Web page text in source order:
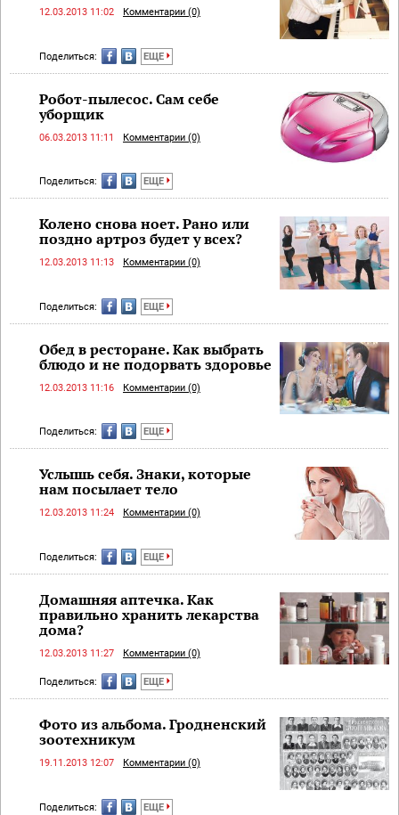
12.03.2013 11:02 Комментарии (0)
Поделиться: ЕЩЕ
Робот-пылесос. Сам себе
уборщик
06.03.2013 11:11 Комментарии (0)
Поделиться: ЕЩЕ
Колено снова ноет. Рано или
поздно артроз будет у всех?
12.03.2013 11:13 Комментарии (0)
Поделиться: ЕЩЕ
Обед в ресторане. Как выбрать
блюдо и не подорвать здоровье
12.03.2013 11:16 Комментарии (0)
Поделиться: ЕЩЕ
Услышь себя. Знаки, которые
нам посылает тело
12.03.2013 11:24 Комментарии (0)
Поделиться: ЕЩЕ
Домашняя аптечка. Как
правильно хранить лекарства
дома?
12.03.2013 11:27 Комментарии (0)
Поделиться: ЕЩЕ
Фото из альбома. Гродненский
зоотехникум
19.11.2013 12:07 Комментарии (0)
Поделиться: ЕЩЕ